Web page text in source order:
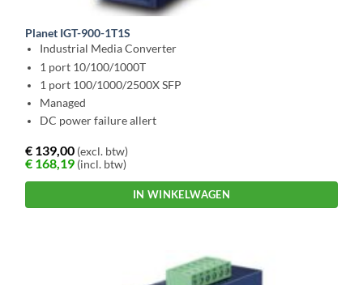
Planet IGT-900-1T1S
Industrial Media Converter
1 port 10/100/1000T
1 port 100/1000/2500X SFP
Managed
DC power failure allert
€ 139,00 (excl. btw)
€ 168,19 (incl. btw)
IN WINKELWAGEN